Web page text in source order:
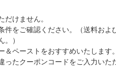
だけません。
件をご確認ください。（送料およ
。）
＆ペーストをおすすめいたします
ったクーポンコードをご入力いた